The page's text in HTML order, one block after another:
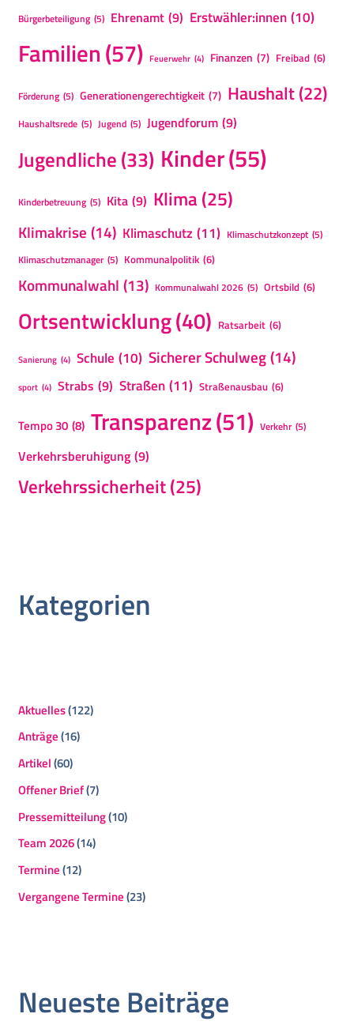
Bürgerbeteiligung (5) Ehrenamt (9) Erstwähler:innen (10)
Familien(57) Feuerwehr (4) Finanzen (7) Freibad (6)
Förderung (5) Generationengerechtigkeit (7) Haushalt(22)
Haushaltsrede (5) Jugend (5) Jugendforum (9)
Jugendliche(33) Kinder(55)
Kinderbetreuung (5) Kita (9) Klima (25)
Klimakrise (14) Klimaschutz (11) Klimaschutzkonzept (5)
Klimaschutzmanager (5) Kommunalpolitik (6)
Kommunalwahl (13) Kommunalwahl 2026 (5) Ortsbild (6)
Ortsentwicklung(40) Ratsarbeit (6)
Sanierung (4) Schule (10) Sicherer Schulweg(14)
sport (4) Strabs (9) Straßen(11) Straßenausbau (6)
Tempo 30 (8) Transparenz(51) Verkehr (5)
Verkehrsberuhigung (9)
Verkehrssicherheit(25)
Kategorien
Aktuelles(122)
Anträge(16)
Artikel(60)
Offener Brief(7)
Pressemitteilung(10)
Team 2026(14)
Termine(12)
Vergangene Termine(23)
Neueste Beiträge